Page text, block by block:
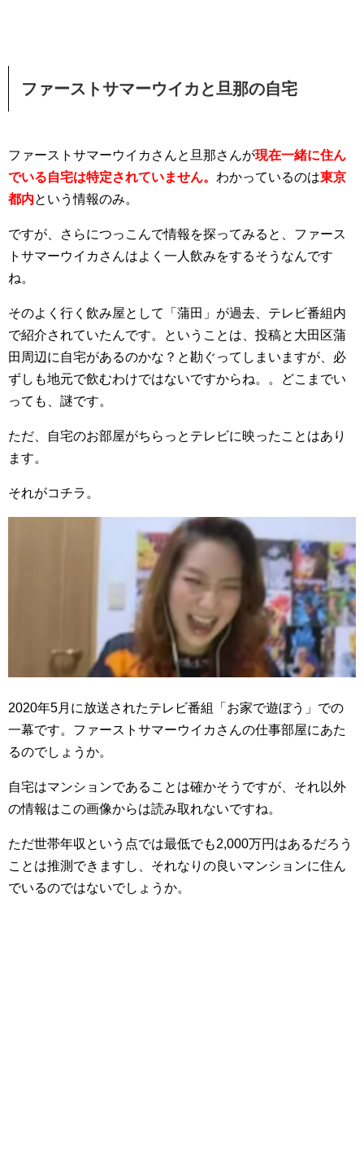
ファーストサマーウイカと旦那の自宅
ファーストサマーウイカさんと旦那さんが現在一緒に住ん
でいる自宅は特定されていません。 わかっているのは東京
都内という情報のみ。
ですが、さらにつっこんで情報を探ってみると、ファース
トサマーウイカさんはよく一人飲みをするそうなんです
ね。
そのよく行く飲み屋として「蒲田」が過去、テレビ番組内
で紹介されていたんです。ということは、投稿と大田区蒲
田周辺に自宅があるのかな？と勘ぐってしまいますが、必
ずしも地元で飲むわけではないですからね。。どこまでい
っても、謎です。
ただ、自宅のお部屋がちらっとテレビに映ったことはあり
ます。
それがコチラ。
2020年5月に放送されたテレビ番組「お家で遊ぼう」での
一幕です。ファーストサマーウイカさんの仕事部屋にあた
るのでしょうか。
自宅はマンションであることは確かそうですが、それ以外
の情報はこの画像からは読み取れないですね。
ただ世帯年収という点では最低でも2,000万円はあるだろう
ことは推測できますし、それなりの良いマンションに住ん
でいるのではないでしょうか。